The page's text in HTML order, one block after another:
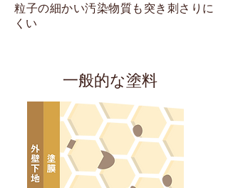
粒子の細かい汚染物質も突き刺さりに
くい
一般的な塗料